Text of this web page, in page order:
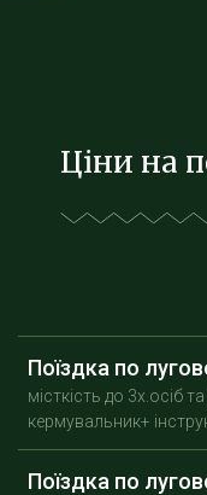
Ціни на
Поїздка по
місткість до 3х.осіб
кермувальник+
Поїздка по